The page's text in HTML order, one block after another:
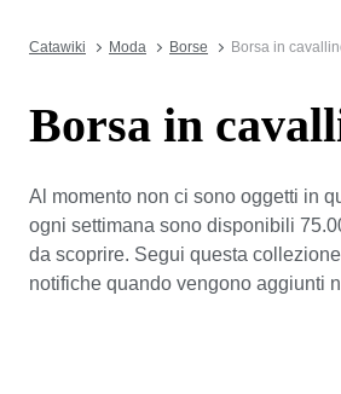
Catawiki Moda Borse Borsa in
Borsa in
Al momento non ci sono oggetti in
ogni settimana sono disponibili
da scoprire. Segui questa
notifiche quando vengono aggiunti